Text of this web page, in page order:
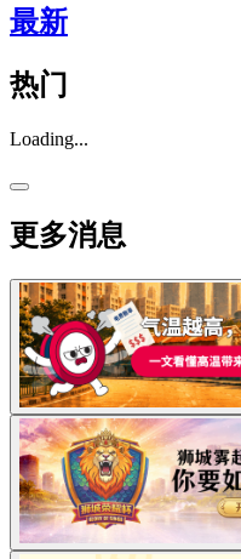
最新
热门
Loading...
更多消息